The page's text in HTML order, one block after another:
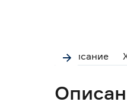
Описание